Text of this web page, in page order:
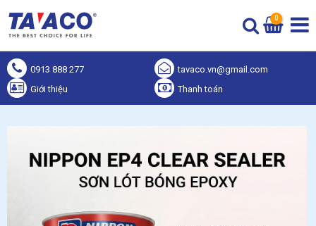
0
0913 888 277
tavaco.vn@gmail.com
Giới thiệu
Thanh toán